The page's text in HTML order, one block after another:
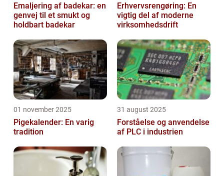
Emaljering af badekar: en
genvej til et smukt og
holdbart badekar
Erhvervsrengøring: En
vigtig del af moderne
virksomhedsdrift
01 november 2025
Pigekalender: En varig
tradition
31 august 2025
Forståelse og anvendelse
af PLC i industrien